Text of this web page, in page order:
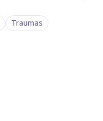
Traumas